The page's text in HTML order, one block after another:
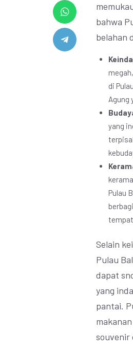
bahwa
belahan
di
Agung
yang
Pulau
tempat
Selain
Pulau
dapat
yang
pantai.
souvenir